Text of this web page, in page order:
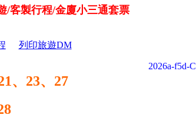
/客製行程/金廈小三通套票
列印旅遊DM
2026a-f5d-C
、23、27